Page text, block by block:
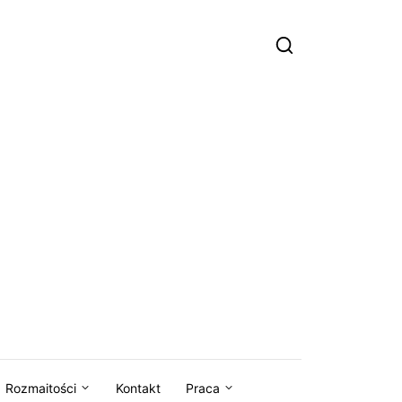
Rozmaitości Kontakt Praca